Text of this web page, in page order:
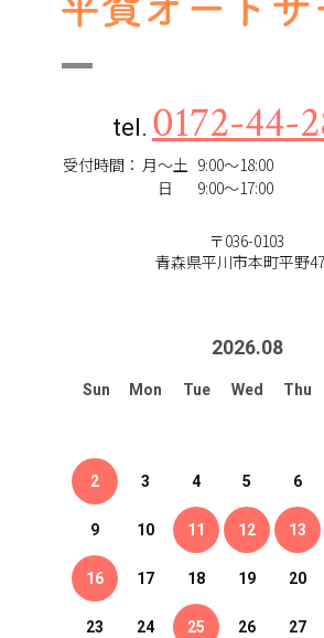
tel. 0172-44-
受付時間： 月～土 9:00～18:00
日
9:00～17:00
〒036-0103
青森県平川市本町平野
2026.08
Sun Mon Tue Wed Thu
2 3 4 5 6
9 10 11 12 13
16 17 18 19 20
23 24 25 26 27